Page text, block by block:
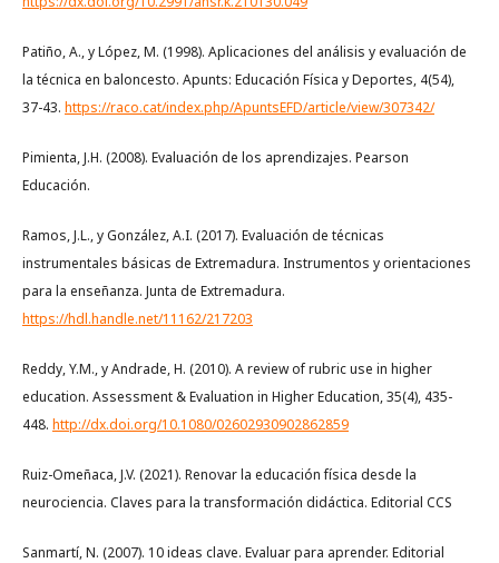
Patiño, A., y López, M. (1998). Aplicaciones del análisis y evaluación de
la técnica en baloncesto. Apunts: Educación Física y Deportes, 4(54),
37-43. https://raco.cat/index.php/ApuntsEFD/article/view/307342/
Pimienta, J.H. (2008). Evaluación de los aprendizajes. Pearson
Educación.
Ramos, J.L., y González, A.I. (2017). Evaluación de técnicas
instrumentales básicas de Extremadura. Instrumentos y orientaciones
para la enseñanza. Junta de Extremadura.
https://hdl.handle.net/11162/217203
Reddy, Y.M., y Andrade, H. (2010). A review of rubric use in higher
education. Assessment & Evaluation in Higher Education, 35(4), 435-
448. http://dx.doi.org/10.1080/02602930902862859
Ruiz-Omeñaca, J.V. (2021). Renovar la educación física desde la
neurociencia. Claves para la transformación didáctica. Editorial CCS
Sanmartí, N. (2007). 10 ideas clave. Evaluar para aprender. Editorial